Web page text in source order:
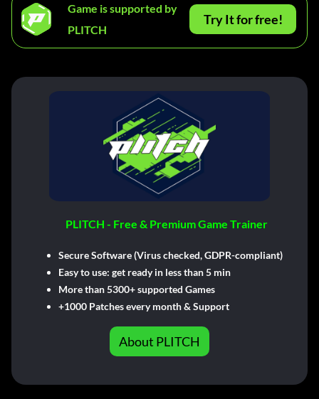
Game is supported by
PLITCH
Try It for free!
PLITCH - Free & Premium Game Trainer
Secure Software (Virus checked, GDPR-compliant)
Easy to use: get ready in less than 5 min
More than 5300+ supported Games
+1000 Patches every month & Support
About PLITCH